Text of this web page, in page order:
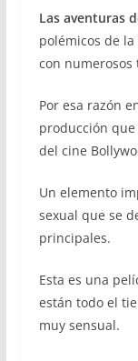
Las aventuras
polémicos de
con numerosos
Por esa razón
producción
del cine
Un elemento
sexual que se
principales.
Esta es una
están todo el
muy sensual.